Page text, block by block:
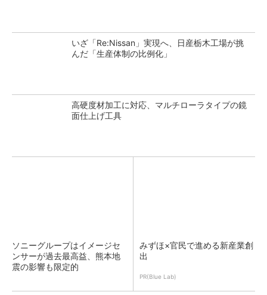
いざ「Re:Nissan」実現へ、日産栃木工場が挑
んだ「生産体制の比例化」
高硬度材加工に対応、マルチローラタイプの鏡
面仕上げ工具
ソニーグループはイメージセ
ンサーが過去最高益、熊本地
震の影響も限定的
みずほ×官民で進める新産業創
出
PR(Blue Lab)